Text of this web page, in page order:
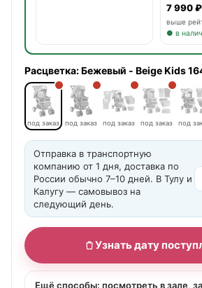
7 990 ₽
● в
Расцветка:Бежевый - Beige Kids
под заказ под заказ под заказ под заказ под
Отправка в транспортную
компанию от 1 дня, доставка по
России обычно 7–10 дней. В Тулу и
Калугу — самовывоз на
следующий день.
Узнать дату
Ещё способы: посмотреть в зале,